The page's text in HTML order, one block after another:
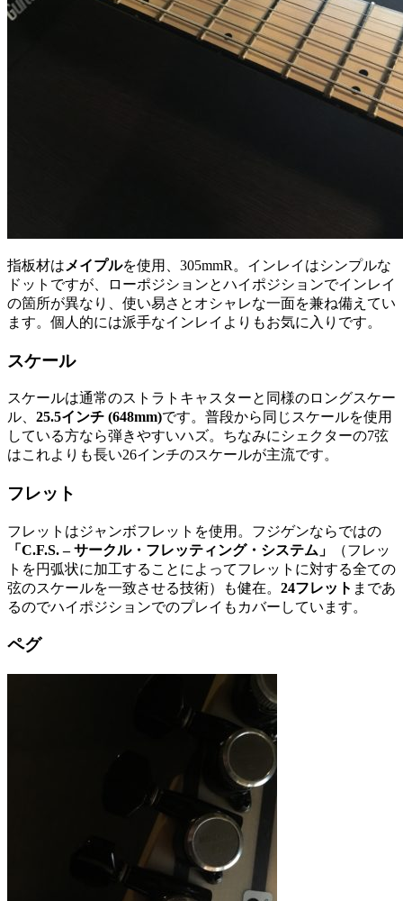
指板材は メイプルを使用、305mmR。インレイはシンプルな
ドットですが、ローポジションとハイポジションでインレイ
の箇所が異なり、使い易さとオシャレな一面を兼ね備えてい
ます。個人的には派手なインレイよりもお気に入りです。
スケール
スケールは通常のストラトキャスターと同様のロングスケー
ル、 25.5インチ (648mm)です。普段から同じスケールを使用
している方なら弾きやすいハズ。ちなみにシェクターの7弦
はこれよりも長い26インチのスケールが主流です。
フレット
フレットはジャンボフレットを使用。フジゲンならではの
「C.F.S. – サークル・フレッティング・システム」
（フレッ
トを円弧状に加工することによってフレットに対する全ての
弦のスケールを一致させる技術）も健在。 24フレット まであ
るのでハイポジションでのプレイもカバーしています。
ペグ